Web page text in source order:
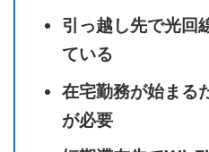
引っ越し先で光回
ている
在宅勤務が始まる
が必要